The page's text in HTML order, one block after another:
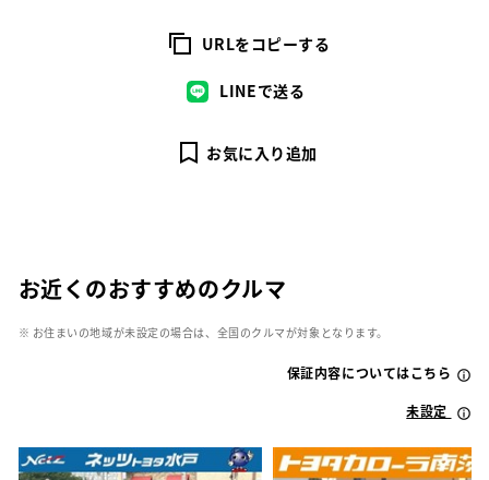
URLをコピーする
LINEで送る
お気に入り追加
お近くのおすすめのクルマ
※ お住まいの地域が未設定の場合は、全国のクルマが対象となります。
保証内容についてはこちら
未設定